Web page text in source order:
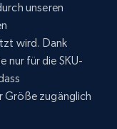
products
unseren
wird. Dank
nur für die SKU-
Größe zugänglich